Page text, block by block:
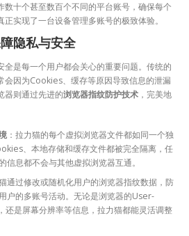
十个甚至数百个不同的平台账号，确保每个
实现了一台设备管理多账号的极致体验。
隐私与安全
是每一个用户都会关心的重要问题。传统的
会因为Cookies、缓存等原因导致信息的泄漏
器则通过先进的浏览器指纹防护技术 ，完美地
：拉力猫的每个虚拟浏览器文件都如同一个独
、本地存储和缓存文件都被完全隔离，任
信息都不会与其他虚拟浏览器互通。
通过修改或随机化用户的浏览器指纹数据，防
户的多账号活动。无论是浏览器的User-
还是屏幕分辨率等信息，拉力猫都能灵活调整